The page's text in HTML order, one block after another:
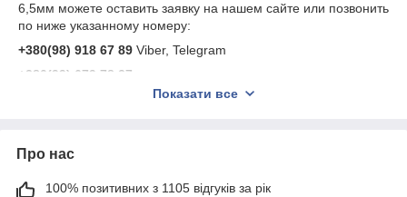
6,5мм можете оставить заявку на нашем сайте или позвонить
по ниже указанному номеру:
+380(98) 918 67 89 Viber, Telegram
+380(99) 679 78 37
Подробнее: https://mixel.com.ua/contacts
Показати все
Про нас
100% позитивних з 1105 відгуків за рік